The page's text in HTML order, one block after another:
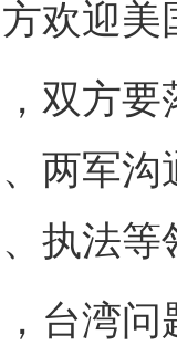
欢迎
方要
两军
执法
湾问